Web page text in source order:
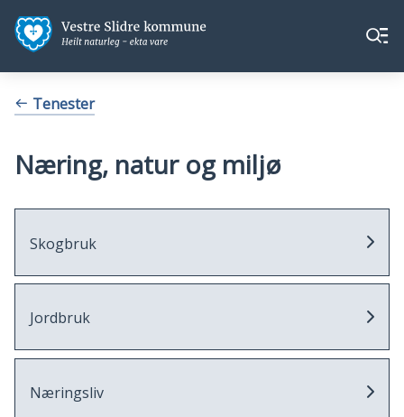
Vestre
Slidre
kommune
Vestre
Slidre
Meny
Du Tenester
Næring, natur og miljø
Skogbruk
Jordbruk
Næringsliv